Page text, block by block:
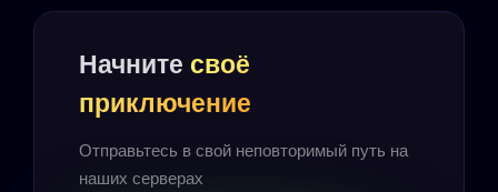
Начните своё
приключение
Отправьтесь в свой неповторимый путь на
наших серверах